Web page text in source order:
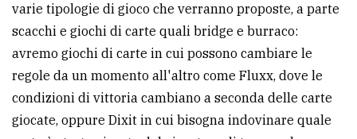
per
comune
Ricerca
avanzata
varie tipologie di gioco che verranno proposte, a parte
scacchi e giochi di carte quali bridge e burraco:
avremo giochi di carte in cui possono cambiare le
regole da un momento all'altro come Fluxx, dove le
condizioni di vittoria cambiano a seconda delle carte
giocate, oppure Dixit in cui bisogna indovinare quale